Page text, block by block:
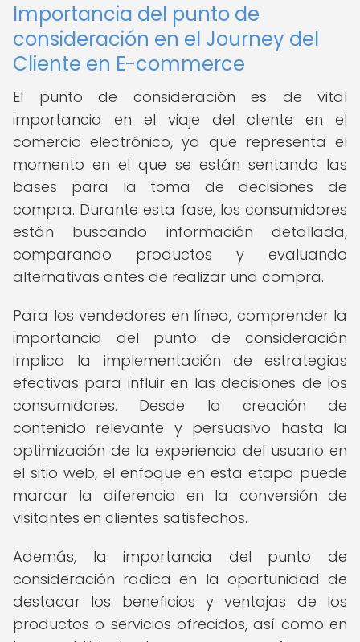
Importancia del punto de
consideración en el Journey del
Cliente en E-commerce
El punto de consideración es de vital
importancia en el viaje del cliente en el
comercio electrónico, ya que representa el
momento en el que se están sentando las
bases para la toma de decisiones de
compra. Durante esta fase, los consumidores
están buscando información detallada,
comparando productos y evaluando
alternativas antes de realizar una compra.
Para los vendedores en línea, comprender la
importancia del punto de consideración
implica la implementación de estrategias
efectivas para influir en las decisiones de los
consumidores. Desde la creación de
contenido relevante y persuasivo hasta la
optimización de la experiencia del usuario en
el sitio web, el enfoque en esta etapa puede
marcar la diferencia en la conversión de
visitantes en clientes satisfechos.
Además, la importancia del punto de
consideración radica en la oportunidad de
destacar los beneficios y ventajas de los
productos o servicios ofrecidos, así como en